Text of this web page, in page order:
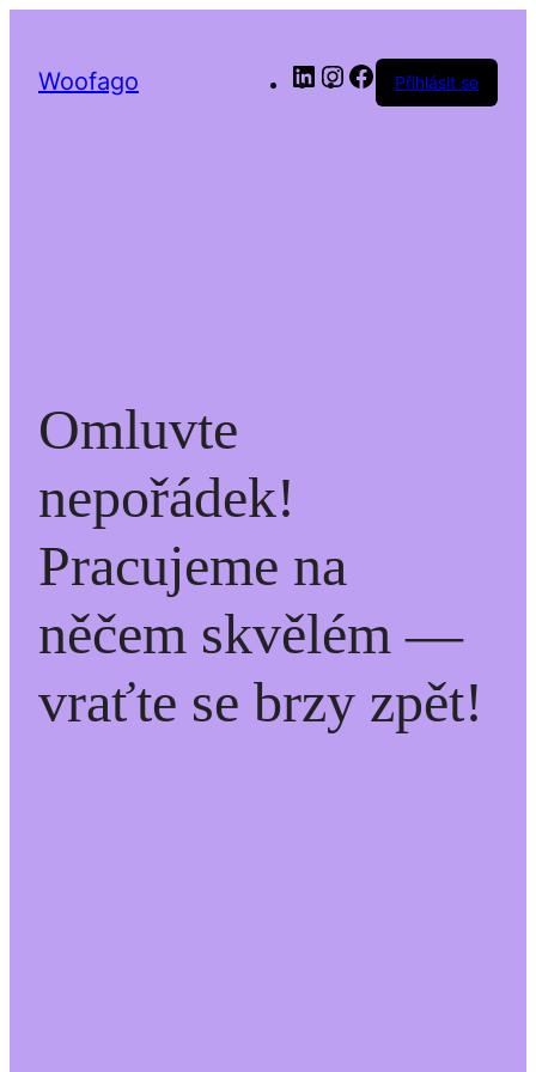
Woofago LinkedInInstagram
Facebook
Přihlásit se
Omluvte
nepořádek!
Pracujeme na
něčem skvělém —
vraťte se brzy zpět!